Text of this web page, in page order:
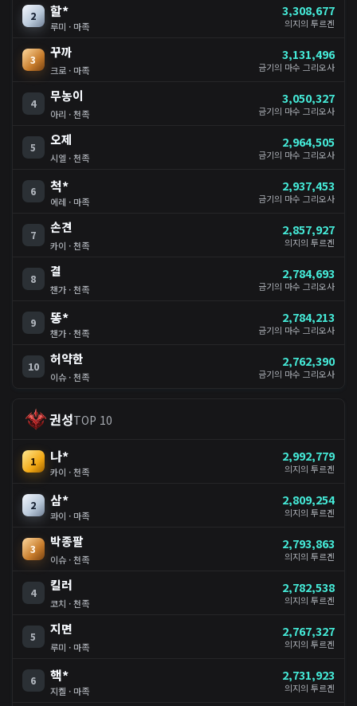
2 할*
루미 · 마족
3,308,677
의지의 투르겐
3 꾸까
크로 · 마족
3,131,496
금기의 마수 그리오사
4 무농이
아리 · 천족
3,050,327
금기의 마수 그리오사
5 오제
시엘 · 천족
2,964,505
금기의 마수 그리오사
6 척*
에레 · 마족
2,937,453
금기의 마수 그리오사
7 손견
카이 · 천족
2,857,927
의지의 투르겐
8 결
챈가 · 천족
2,784,693
금기의 마수 그리오사
9 똥*
챈가 · 천족
2,784,213
금기의 마수 그리오사
10 허약한
이슈 · 천족
2,762,390
금기의 마수 그리오사
권성TOP 10
1 나*
카이 · 천족
2,992,779
의지의 투르겐
2 삼*
콰이 · 마족
2,809,254
의지의 투르겐
3 박종팔
이슈 · 천족
2,793,863
의지의 투르겐
4 킬러
코치 · 천족
2,782,538
의지의 투르겐
5 지면
루미 · 마족
2,767,327
의지의 투르겐
6 핵*
지켈 · 마족
2,731,923
의지의 투르겐